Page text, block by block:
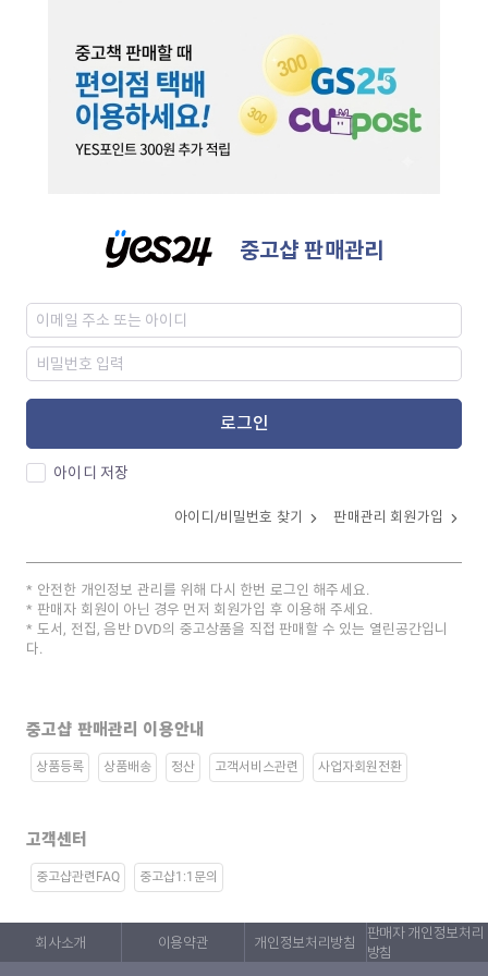
중고샵 판매관리
로그인
아이디 저장
아이디/비밀번호 찾기 판매관리 회원가입
안전한 개인정보 관리를 위해 다시 한번 로그인 해주세요.
판매자 회원이 아닌 경우 먼저 회원가입 후 이용해 주세요.
도서, 전집, 음반 DVD의 중고상품을 직접 판매할 수 있는 열린공간입니
다.
중고샵 판매관리 이용안내
상품등록 상품배송 정산 고객서비스관련 사업자회원전환
고객센터
중고샵관련FAQ 중고샵1:1문의
회사소개 이용약관 개인정보처리방침
판매자 개인정보처리
방침